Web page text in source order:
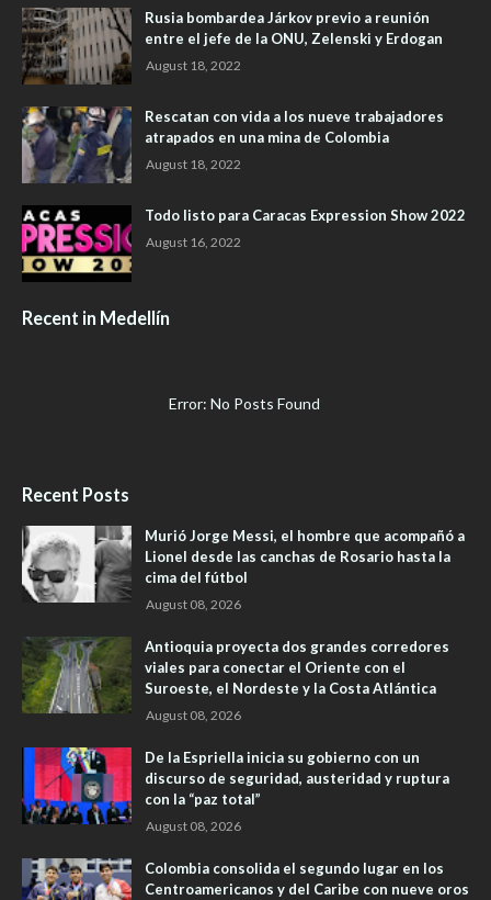
Rusia bombardea Járkov previo a reunión
entre el jefe de la ONU, Zelenski y Erdogan
August 18, 2022
Rescatan con vida a los nueve trabajadores
atrapados en una mina de Colombia
August 18, 2022
Todo listo para Caracas Expression Show 2022
August 16, 2022
Recent in Medellín
Error: No Posts Found
Recent Posts
Murió Jorge Messi, el hombre que acompañó a
Lionel desde las canchas de Rosario hasta la
cima del fútbol
August 08, 2026
Antioquia proyecta dos grandes corredores
viales para conectar el Oriente con el
Suroeste, el Nordeste y la Costa Atlántica
August 08, 2026
De la Espriella inicia su gobierno con un
discurso de seguridad, austeridad y ruptura
con la “paz total”
August 08, 2026
Colombia consolida el segundo lugar en los
Centroamericanos y del Caribe con nueve oros